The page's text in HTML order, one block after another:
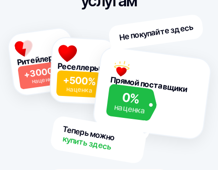
Ритейлеры
+3000%
наценка
Реселлеры
+500%
наценка Прямой поставщики
0%
наценка
Не покупайте здесь
Теперь можно
купить здесь